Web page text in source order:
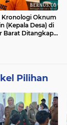
Kronologi Oknum
(Kepala Desa) di
Barat Ditangkap
Pilihan